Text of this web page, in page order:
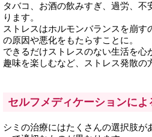
タバコ、お酒の飲みすぎ、過労、不
ります。
ストレスはホルモンバランスを崩す
の原因や悪化をもたらすことに。
できるだけストレスのない生活を心
趣味を楽しむなど、ストレス発散の
セルフメディケーションに
シミの治療にはたくさんの選択肢が